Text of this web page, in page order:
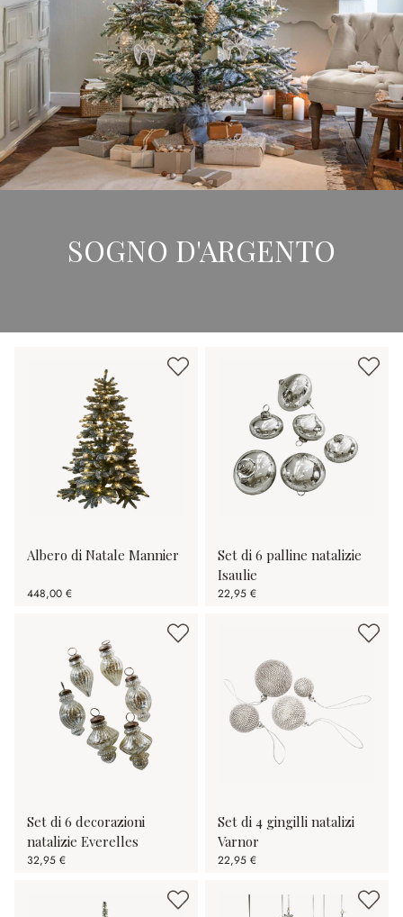
SOGNO D'ARGENTO
Albero di Natale Mannier
448,00 €
Set di 6 palline natalizie
Isaulie
22,95 €
Set di 6 decorazioni
natalizie Everelles
32,95 €
Set di 4 gingilli natalizi
Varnor
22,95 €